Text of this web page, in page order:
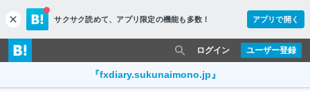
c
l
o
s
サクサク読めて、 アプリ限定の機能も多数！ アプリで開く
ユーザー登録
ログイン
『fxdiary.sukunaimono.jp』